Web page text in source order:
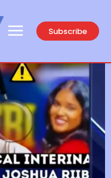
Subscribe